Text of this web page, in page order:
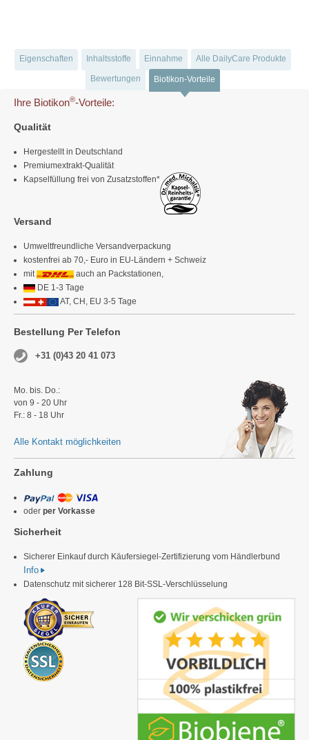
Eigenschaften Inhaltsstoffe Einnahme Alle DailyCare Produkte
Bewertungen Biotikon-Vorteile
Ihre Biotikon®-Vorteile:
Qualität
Hergestellt in Deutschland
Premiumextrakt-Qualität
Kapselfüllung frei von Zusatzstoffen*
Versand
Umweltfreundliche Versandverpackung
kostenfrei ab 70,- Euro in EU-Ländern + Schweiz
mit
auch an Packstationen,
DE 1-3 Tage
AT, CH, EU 3-5 Tage
Bestellung Per Telefon
+31 (0)43 20 41 073
Mo. bis. Do.:
von 9 - 20 Uhr
Fr.: 8 - 18 Uhr
Alle Kontakt möglichkeiten
Zahlung
oder per Vorkasse
Sicherheit
Sicherer Einkauf durch Käufersiegel-Zertifizierung vom Händlerbund
Info
Datenschutz mit sicherer 128 Bit-SSL-Verschlüsselung